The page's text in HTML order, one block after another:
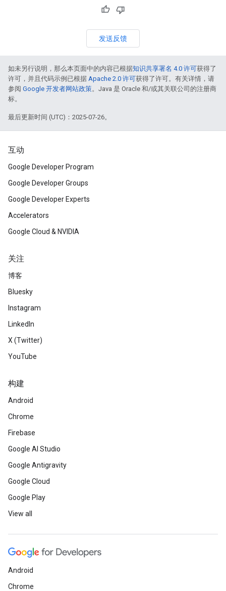
发送反馈
如未另行说明，那么本页面中的内容已根据知识共享署名 4.0 许可获得了
许可，并且代码示例已根据 Apache 2.0 许可获得了许可。有关详情，请
参阅 Google 开发者网站政策。Java 是 Oracle 和/或其关联公司的注册商
标。
最后更新时间 (UTC)：2025-07-26。
互动
Google Developer Program
Google Developer Groups
Google Developer Experts
Accelerators
Google Cloud & NVIDIA
关注
博客
Bluesky
Instagram
LinkedIn
X (Twitter)
YouTube
构建
Android
Chrome
Firebase
Google AI Studio
Google Antigravity
Google Cloud
Google Play
View all
Android
Chrome